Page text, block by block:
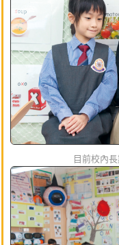
目前校內